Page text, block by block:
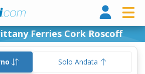
Ferries Cork Roscoff
Solo Andata